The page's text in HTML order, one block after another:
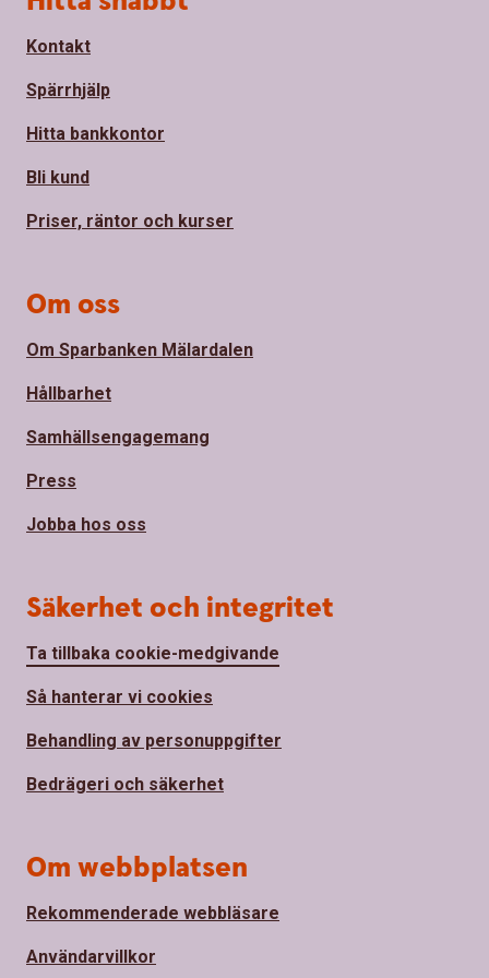
Kontakt
Spärrhjälp
Hitta bankkontor
Bli kund
Priser, räntor och kurser
Om oss
Om Sparbanken Mälardalen
Hållbarhet
Samhällsengagemang
Press
Jobba hos oss
Säkerhet och integritet
Ta tillbaka cookie-medgivande
Så hanterar vi cookies
Behandling av personuppgifter
Bedrägeri och säkerhet
Om webbplatsen
Rekommenderade webbläsare
Användarvillkor